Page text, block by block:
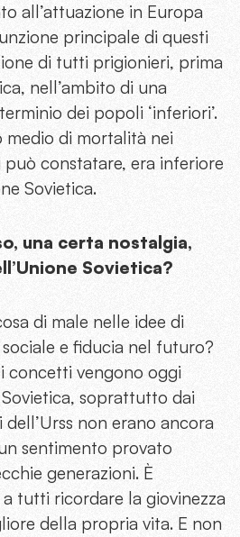
all’attuazione in Europa
principale di questi
di tutti prigionieri, prima
nell’ambito di una
dei popoli ‘inferiori’.
medio di mortalità nei
constatare, era inferiore
Sovietica.
una certa nostalgia,
Sovietica?
di male nelle idee di
e fiducia nel futuro?
concetti vengono oggi
soprattutto dai
non erano ancora
sentimento provato
generazioni. È
tutti ricordare la giovinezza
della propria vita. E non